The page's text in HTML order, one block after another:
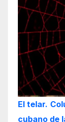
El telar.
cubano de